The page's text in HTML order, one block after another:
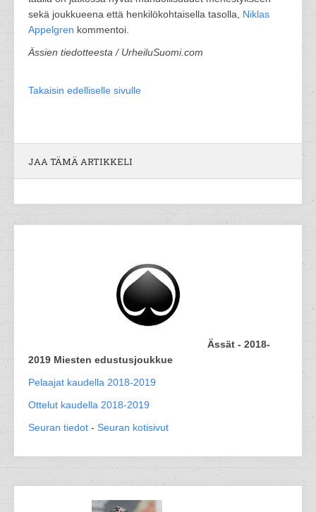
sekä joukkueena että henkilökohtaisella tasolla, Niklas
Appelgren kommentoi.
Ässien tiedotteesta / UrheiluSuomi.com
Takaisin edelliselle sivulle
JAA TÄMÄ ARTIKKELI
Ässät - 2018-
2019 Miesten edustusjoukkue
Pelaajat kaudella 2018-2019
Ottelut kaudella 2018-2019
Seuran tiedot - Seuran kotisivut